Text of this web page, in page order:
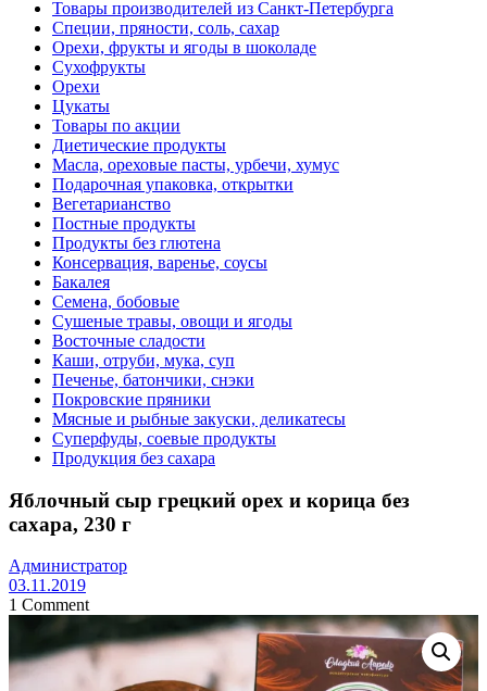
Товары производителей из Санкт-Петербурга
Специи, пряности, соль, сахар
Орехи, фрукты и ягоды в шоколаде
Сухофрукты
Орехи
Цукаты
Товары по акции
Диетические продукты
Масла, ореховые пасты, урбечи, хумус
Подарочная упаковка, открытки
Вегетарианство
Постные продукты
Продукты без глютена
Консервация, варенье, соусы
Бакалея
Семена, бобовые
Сушеные травы, овощи и ягоды
Восточные сладости
Каши, отруби, мука, суп
Печенье, батончики, снэки
Покровские пряники
Мясные и рыбные закуски, деликатесы
Суперфуды, соевые продукты
Продукция без сахара
Яблочный сыр грецкий орех и корица без
сахара, 230 г
Администратор
03.11.2019
1 Comment